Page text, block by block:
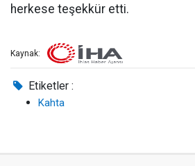
herkese teşekkür etti.
Kaynak:
Etiketler :
Kahta